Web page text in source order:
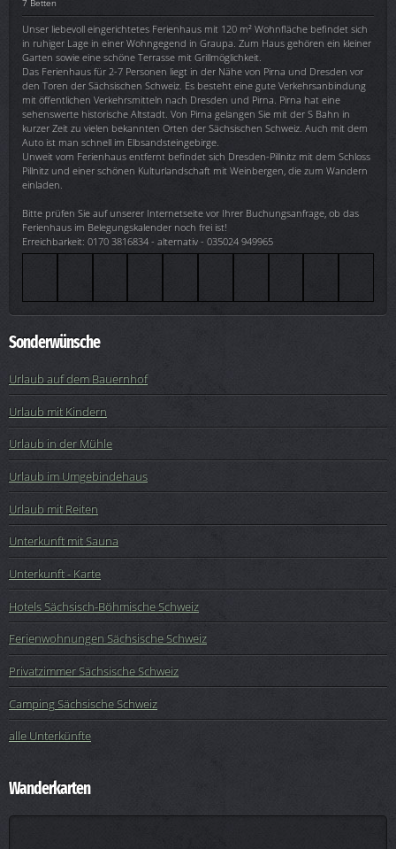
7 Betten
Unser liebevoll eingerichtetes Ferienhaus mit 120 m² Wohnfläche befindet sich
in ruhiger Lage in einer Wohngegend in Graupa. Zum Haus gehören ein kleiner
Garten sowie eine schöne Terrasse mit Grillmöglichkeit.
Das Ferienhaus für 2-7 Personen liegt in der Nähe von Pirna und Dresden vor
den Toren der Sächsischen Schweiz. Es besteht eine gute Verkehrsanbindung
mit öffentlichen Verkehrsmitteln nach Dresden und Pirna. Pirna hat eine
sehenswerte historische Altstadt. Von Pirna gelangen Sie mit der S Bahn in
kurzer Zeit zu vielen bekannten Orten der Sächsischen Schweiz. Auch mit dem
Auto ist man schnell im Elbsandsteingebirge.
Unweit vom Ferienhaus entfernt befindet sich Dresden-Pillnitz mit dem Schloss
Pillnitz und einer schönen Kulturlandschaft mit Weinbergen, die zum Wandern
einladen.
Bitte prüfen Sie auf unserer Internetseite vor Ihrer Buchungsanfrage, ob das
Ferienhaus im Belegungskalender noch frei ist!
Erreichbarkeit: 0170 3816834 - alternativ - 035024 949965
Sonderwünsche
Urlaub auf dem Bauernhof
Urlaub mit Kindern
Urlaub in der Mühle
Urlaub im Umgebindehaus
Urlaub mit Reiten
Unterkunft mit Sauna
Unterkunft - Karte
Hotels Sächsisch-Böhmische Schweiz
Ferienwohnungen Sächsische Schweiz
Privatzimmer Sächsische Schweiz
Camping Sächsische Schweiz
alle Unterkünfte
Wanderkarten